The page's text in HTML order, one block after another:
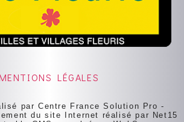
LÉGALES
par Centre France Solution Pro -
du site Internet réalisé par Net15